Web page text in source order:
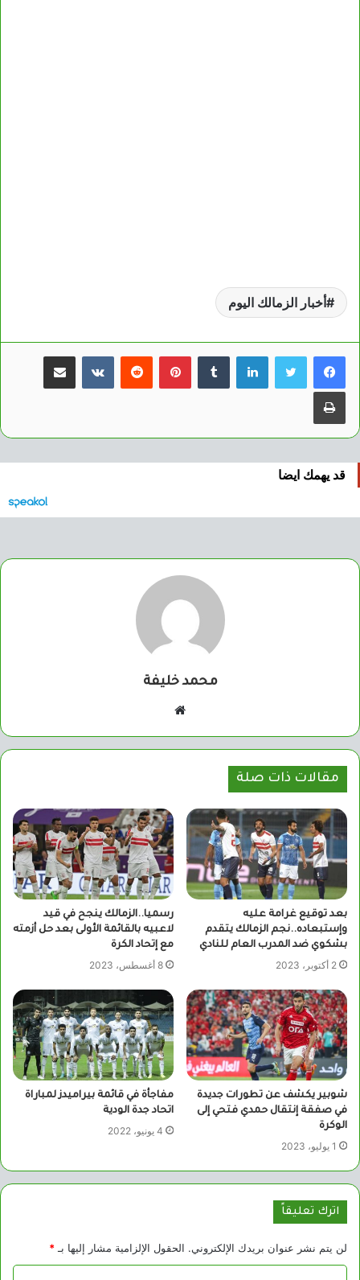
أخبار الزمالك اليوم
لينكدإن بينتيريست مشاركة عبر البريد
طباعة
قد يهمك ايضا
محمد خليفة
مقالات ذات صلة
بعد توقيع غرامة عليه
وإستبعاده..نجم الزمالك يتقدم
بشكوي ضد المدرب العام للنادي
2 أكتوبر، 2023
رسميا..الزمالك ينجح في قيد
لاعبيه بالقائمة الأولى بعد حل أزمته
مع إتحاد الكرة
8 أغسطس، 2023
شوبير يكشف عن تطورات جديدة
في صفقة إنتقال حمدي فتحي إلى
الوكرة
1 يوليو، 2023
مفاجأة في قائمة بيراميدز لمباراة
اتحاد جدة الودية
4 يونيو، 2022
اترك تعليقاً
لن يتم نشر عنوان بريدك الإلكتروني. الحقول الإلزامية مشار إليها بـ *